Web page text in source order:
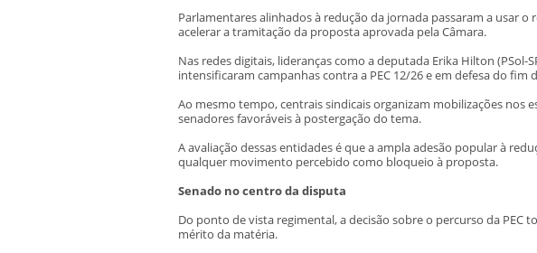
Parlamentares alinhados à redução da jornada passaram a usar
acelerar a tramitação da proposta aprovada pela Câmara.
Nas redes digitais, lideranças como a deputada Erika Hilton (PSol-
intensificaram campanhas contra a PEC 12/26 e em defesa do fim
Ao mesmo tempo, centrais sindicais organizam mobilizações nos
senadores favoráveis à postergação do tema.
A avaliação dessas entidades é que a ampla adesão popular à
qualquer movimento percebido como bloqueio à proposta.
Senado no centro da disputa
Do ponto de vista regimental, a decisão sobre o percurso da
mérito da matéria.